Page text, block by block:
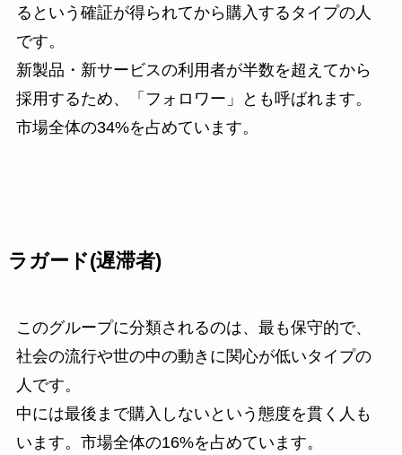
るという確証が得られてから購入するタイプの人
です。
新製品・新サービスの利用者が半数を超えてから
採用するため、「フォロワー」とも呼ばれます。
市場全体の34%を占めています。
ラガード(遅滞者)
このグループに分類されるのは、最も保守的で、
社会の流行や世の中の動きに関心が低いタイプの
人です。
中には最後まで購入しないという態度を貫く人も
います。市場全体の16%を占めています。